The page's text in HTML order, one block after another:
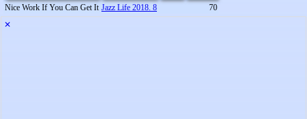
Nice Work If You Can Get It Jazz Life 2018. 8
70
✕